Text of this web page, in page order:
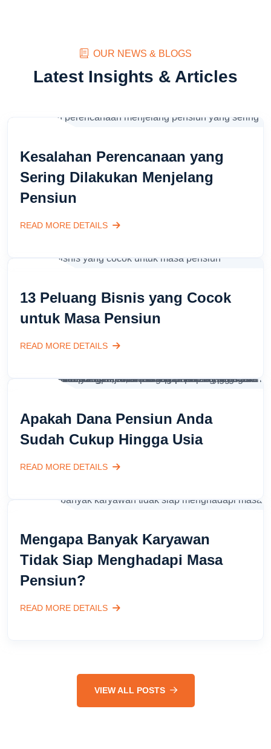
OUR NEWS & BLOGS
Latest Insights & Articles
Kesalahan Perencanaan yang
Sering Dilakukan Menjelang
Pensiun
READ MORE DETAILS
13 Peluang Bisnis yang Cocok
untuk Masa Pensiun
READ MORE DETAILS
Apakah Dana Pensiun Anda
Sudah Cukup Hingga Usia
READ MORE DETAILS
Mengapa Banyak Karyawan
Tidak Siap Menghadapi Masa
Pensiun?
READ MORE DETAILS
VIEW ALL POSTS